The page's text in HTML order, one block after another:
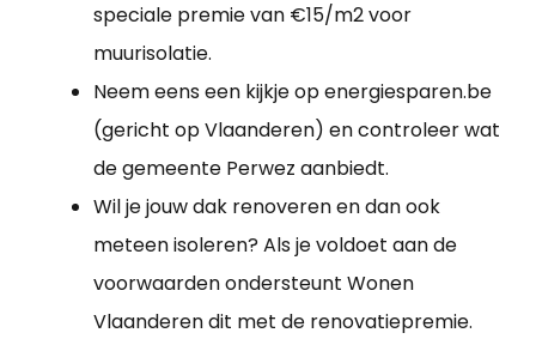
speciale premie van €15/m2 voor
muurisolatie.
Neem eens een kijkje op energiesparen.be
(gericht op Vlaanderen) en controleer wat
de gemeente Perwez aanbiedt.
Wil je jouw dak renoveren en dan ook
meteen isoleren? Als je voldoet aan de
voorwaarden ondersteunt Wonen
Vlaanderen dit met de renovatiepremie.